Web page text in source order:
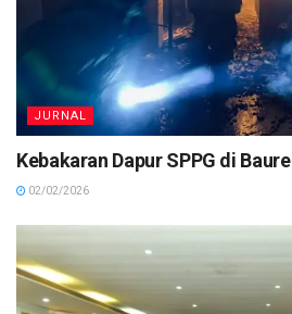
JURNAL
Kebakaran Dapur SPPG di
02/02/2026